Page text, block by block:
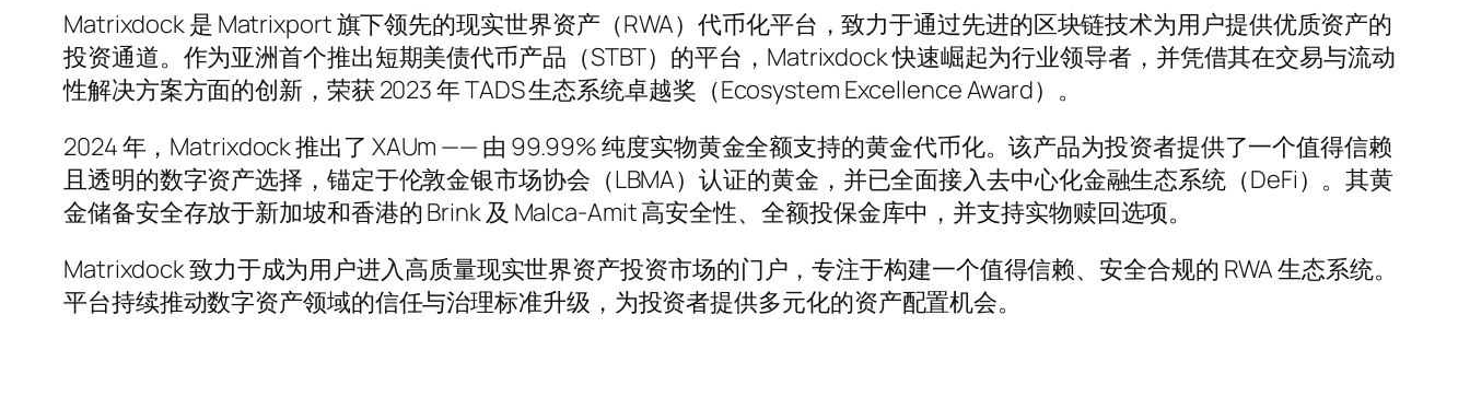
Matrixdock 是 Matrixport 旗下领先的现实世界资产（RWA）代币化平台，致力于通过先进的区块链技术为用户提供优质资产的
投资通道。作为亚洲首个推出短期美债代币产品（STBT）的平台，Matrixdock 快速崛起为行业领导者，并凭借其在交易与流动
性解决方案方面的创新，荣获 2023 年 TADS 生态系统卓越奖（Ecosystem Excellence Award）。
2024 年，Matrixdock 推出了 XAUm —— 由 99.99% 纯度实物黄金全额支持的黄金代币化。该产品为投资者提供了一个值得信赖
且透明的数字资产选择，锚定于伦敦金银市场协会（LBMA）认证的黄金，并已全面接入去中心化金融生态系统（DeFi）。其黄
金储备安全存放于新加坡和香港的 Brink 及 Malca-Amit 高安全性、全额投保金库中，并支持实物赎回选项。
Matrixdock 致力于成为用户进入高质量现实世界资产投资市场的门户，专注于构建一个值得信赖、安全合规的 RWA 生态系统。
平台持续推动数字资产领域的信任与治理标准升级，为投资者提供多元化的资产配置机会。